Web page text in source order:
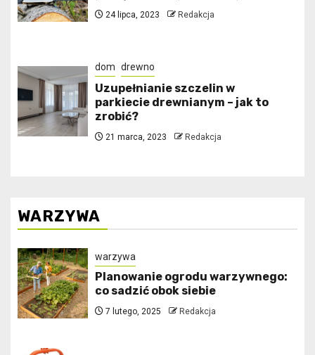
24 lipca, 2023 Redakcja
dom drewno
Uzupełnianie szczelin w
parkiecie drewnianym – jak to
zrobić?
21 marca, 2023 Redakcja
WARZYWA
warzywa
Planowanie ogrodu warzywnego:
co sadzić obok siebie
7 lutego, 2025 Redakcja